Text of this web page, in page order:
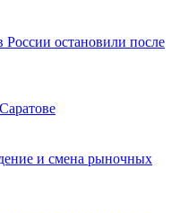
остановили после
и смена рыночных